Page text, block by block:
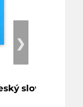
slovník
❯